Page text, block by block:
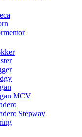
MCV
Stepway